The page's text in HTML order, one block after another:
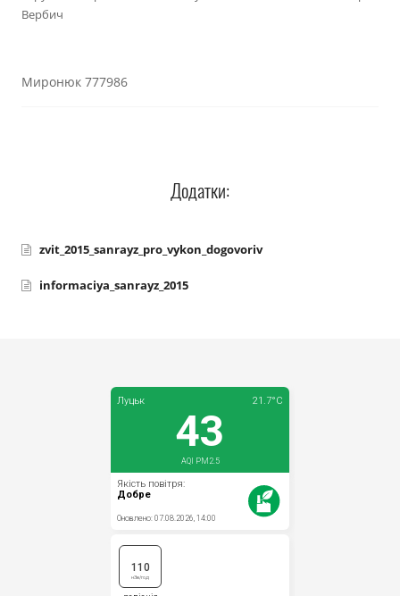
Вербич
Миронюк 777986
Додатки:
zvit_2015_sanrayz_pro_vykon_dogovoriv
informaciya_sanrayz_2015